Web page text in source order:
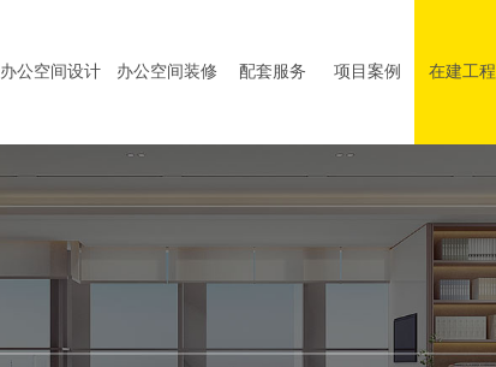
办公空间设计 办公空间装修 配套服务 项目案例 在建工程